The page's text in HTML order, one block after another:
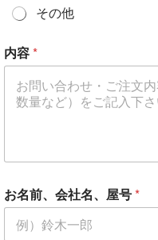
その他
内容*
お名前、会社名、屋号*